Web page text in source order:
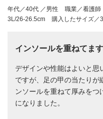
年代／40代 ／男性 職業／看護師
3L/26-26.5cm
購入したサイズ／
インソールを重ねてます
デザインや性能はよいと思
ですが、足の甲の当たりが
ンソールを重ねて厚みをつ
になりました。